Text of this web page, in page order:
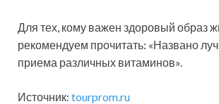
Для тех, кому важен здоровый образ
рекомендуем прочитать: «Названо
приема различных витаминов».
Источник: tourprom.ru